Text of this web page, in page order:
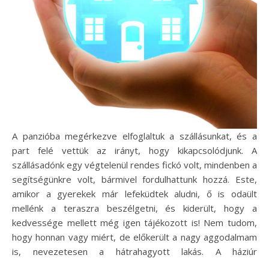
A panzióba megérkezve elfoglaltuk a szállásunkat, és a
part felé vettük az irányt, hogy kikapcsolódjunk. A
szállásadónk egy végtelenül rendes fickó volt, mindenben a
segítségünkre volt, bármivel fordulhattunk hozzá. Este,
amikor a gyerekek már lefeküdtek aludni, ő is odaült
mellénk a teraszra beszélgetni, és kiderült, hogy a
kedvessége mellett még igen tájékozott is! Nem tudom,
hogy honnan vagy miért, de előkerült a nagy aggodalmam
is, nevezetesen a hátrahagyott lakás. A háziúr